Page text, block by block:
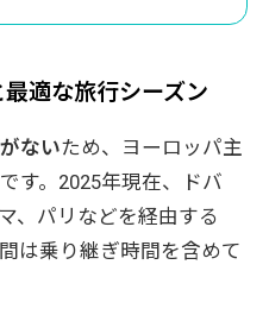
ビール
カー
オフバス
適な旅行シーズン
ないため、ヨーロッパ主
す。2025年現在、ドバ
、パリなどを経由する
は乗り継ぎ時間を含めて